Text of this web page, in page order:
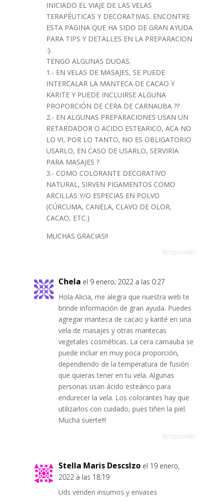
INICIADO EL VIAJE DE LAS VELAS
TERAPÉUTICAS Y DECORATIVAS. ENCONTRE
ESTA PAGINA QUE HA SIDO DE GRAN AYUDA
PARA TIPS Y DETALLES EN LA PREPARACION
:).
TENGO ALGUNAS DUDAS.
1.- EN VELAS DE MASAJES, SE PUEDE
INTERCALAR LA MANTECA DE CACAO Y
KARITE Y PUEDE INCLUIRSE ALGUNA
PROPORCIÓN DE CERA DE CARNAUBA ??
2.- EN ALGUNAS PREPARACIONES USAN UN
RETARDADOR O ACIDO ESTEARICO, ACA NO
LO VI, POR LO TANTO, NO ES OBLIGATORIO
USARLO, EN CASO DE USARLO, SERVIRIA
PARA MASAJES ?
3.- COMO COLORANTE DECORATIVO
NATURAL, SIRVEN PIGAMENTOS COMO
ARCILLAS Y/O ESPECIAS EN POLVO
(CÚRCUMA, CANELA, CLAVO DE OLOR,
CACAO, ETC.)
MUCHAS GRACIAS!!
Responder
Chela el 9 enero, 2022 a las 0:27
Hola Alicia, me alegra que nuestra web te
brinde información de gran ayuda. Puedes
agregar manteca de cacao y karité en una
vela de masajes y otras mantecas
vegetales cosméticas. La cera carnauba se
puede incluir en muy poca proporción,
dependiendo de la temperatura de fusión
que quieras tener en tu vela. Algunas
personas usan ácido esteárico para
endurecer la vela. Los colorantes hay que
utilizarlos con cuidado, pues tiñen la piel.
Mucha suerte!!!
Responder
Stella Maris Descslzo el 19 enero,
2022 a las 18:19
Uds venden insumos y envases